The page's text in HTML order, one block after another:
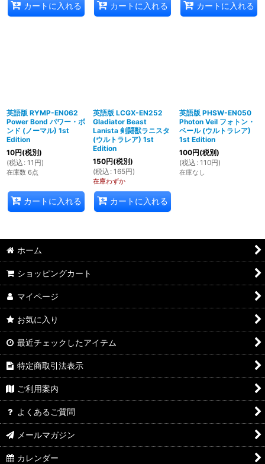
カートに入れる カートに入れる カートに入れる
英語版 RYMP-EN062
Power Bond パワー・ボ
ンド (ノーマル) 1st
Edition
10円(税別)
(税込 : 11 円)
在庫数 6点
カートに入れる
英語版 LCGX-EN252
Gladiator Beast
Lanista 剣闘獣ラニスタ
(ウルトラレア) 1st
Edition
150円(税別)
(税込 : 165円)
在庫わずか
カートに入れる
英語版 PHSW-EN050
Photon Veil フォトン・
ベール (ウルトラレア)
1st Edition
100円(税別)
(税込 : 110円)
在庫なし
ホーム
ショッピングカート
マイページ
お気に入り
最近チェックしたアイテム
特定商取引法表示
ご利用案内
よくあるご質問
メールマガジン
カレンダー